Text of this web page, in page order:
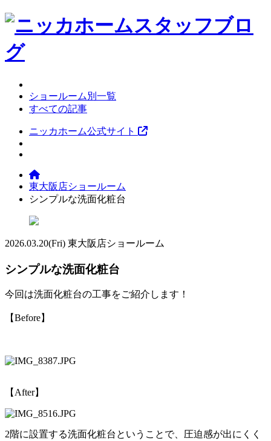
ショールーム別一覧
すべての記事
ニッカホーム公式サイト
東大阪店ショールーム
シンプルな洗面化粧台
2026.03.20(Fri) 東大阪店ショールーム
シンプルな洗面化粧台
今回は洗面化粧台の工事をご紹介します！
【Before】
【After】
2階に設置する洗面化粧台ということで、圧迫感が出にくく